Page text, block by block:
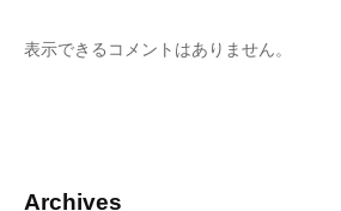
表示できるコメントはありません。
Archives